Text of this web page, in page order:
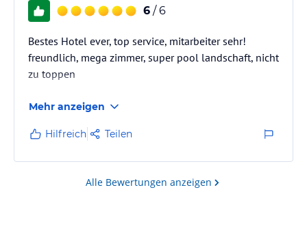
6 / 6
Bestes Hotel ever, top service, mitarbeiter sehr!
freundlich, mega zimmer, super pool landschaft, nicht
zu toppen
Mehr anzeigen
Hilfreich Teilen
Alle Bewertungen anzeigen